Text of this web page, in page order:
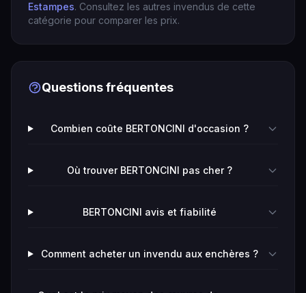
Estampes. Consultez les autres invendus de cette
catégorie pour comparer les prix.
Questions fréquentes
Combien coûte BERTONCINI d'occasion ?
Où trouver BERTONCINI pas cher ?
BERTONCINI avis et fiabilité
Comment acheter un invendu aux enchères ?